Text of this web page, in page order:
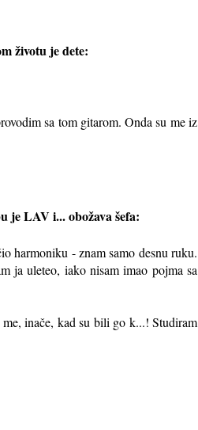
životu je dete:
sa tom gitarom. Onda su me iz
je LAV i... obožava šefa:
harmoniku - znam samo desnu ruku.
ja uleteo, iako nisam imao pojma sa
inače, kad su bili go k...! Studiram